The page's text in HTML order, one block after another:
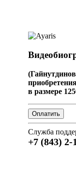
в размере
Служба
+7 (843) 2-